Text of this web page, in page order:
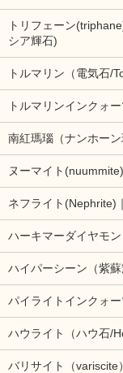
トリフェーン
シア輝石)
トルマリン（電気石/
トルマリンインクォ
南紅瑪瑙（ナンホーン
ヌーマイト
ネフライト(Nephrite)
ハーキマーダイヤモ
ハイパーシーン（紫蘇
パイライトインクォ
ハウライト（ハウ石/
バリサイト（variscite）